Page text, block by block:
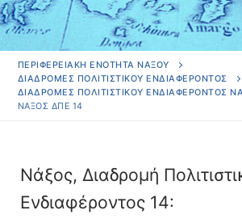
ΠΕΡΙΦΕΡΕΙΑΚΗ ΕΝΟΤΗΤΑ ΝΑΞΟΥ
ΔΙΑΔΡΟΜΈΣ ΠΟΛΙΤΙΣΤΙΚΟΎ ΕΝΔΙΑΦΈΡΟΝΤΟΣ
ΔΙΑΔΡΟΜΈΣ ΠΟΛΙΤΙΣΤΙΚΟΎ ΕΝΔΙΑΦΈΡΟΝΤΟΣ
ΝΆΞΟΣ ΔΠΕ 14
Νάξος, Διαδρομή
Ενδιαφέροντος 14: